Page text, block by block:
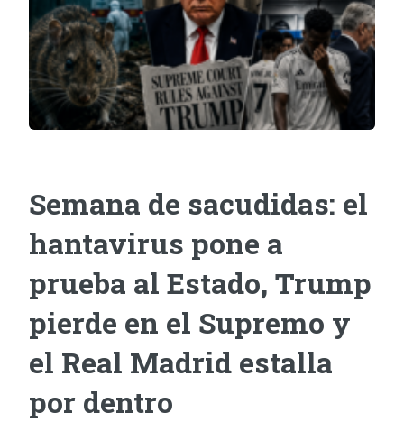
Semana de sacudidas: el
hantavirus pone a
prueba al Estado, Trump
pierde en el Supremo y
el Real Madrid estalla
por dentro